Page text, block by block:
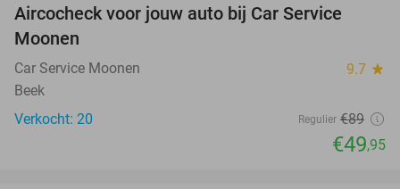
Aircocheck voor jouw auto bij Car Service
Moonen
Car Service Moonen 9.7 star
Beek
Verkocht: 20
Regulier €89
€49,95